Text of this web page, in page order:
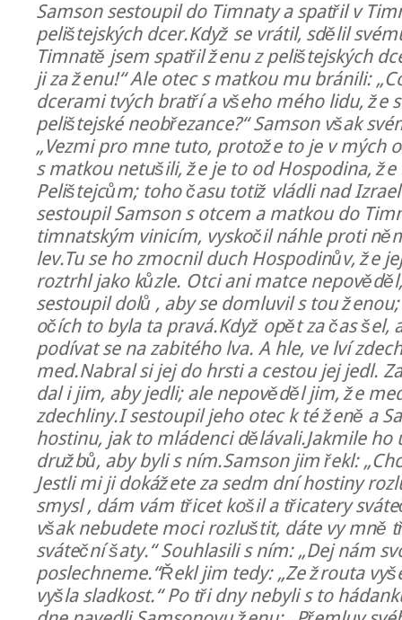
Samson sestoupil do Timnaty a spatřil v
pelištejských dcer.Když se vrátil, sdělil
Timnatě jsem spatřil ženu z pelištejských
ji za ženu!“ Ale otec s matkou mu bránili:
dcerami tvých bratří a všeho mého lidu, že
pelištejské neobřezance?“ Samson však
„Vezmi pro mne tuto, protože to je v mých
s matkou netušili, že je to od Hospodina,
Pelištejcům; toho času totiž vládli nad
sestoupil Samson s otcem a matkou do
timnatským vinicím, vyskočil náhle proti
lev.Tu se ho zmocnil duch Hospodinův, že
roztrhl jako kůzle. Otci ani matce
sestoupil dolů , aby se domluvil s tou
očích to byla ta pravá.Když opět za čas šel,
podívat se na zabitého lva. A hle, ve lví
med.Nabral si jej do hrsti a cestou jej jedl.
dal i jim, aby jedli; ale nepověděl jim, že
zdechliny.I sestoupil jeho otec k té ženě a
hostinu, jak to mládenci dělávali.Jakmile ho
družbů, aby byli s ním.Samson jim řekl:
Jestli mi ji dokážete za sedm dní hostiny
smysl , dám vám třicet košil a třicatery
však nebudete moci rozluštit, dáte vy mně
sváteční šaty.“ Souhlasili s ním: „Dej nám
poslechneme.“Řekl jim tedy: „Ze žrouta
vyšla sladkost.“ Po tři dny nebyli s to